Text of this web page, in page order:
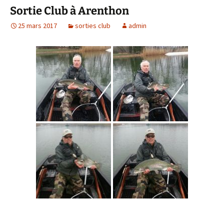
Sortie Club à Arenthon
25 mars 2017 sorties club admin